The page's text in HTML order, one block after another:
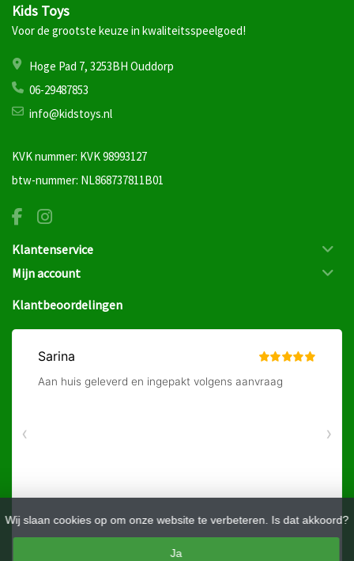
Wij slaan cookies op om onze website te verbeteren. Is dat akkoord?
Ja
Kids Toys
Voor de grootste keuze in kwaliteitsspeelgoed!
Hoge Pad 7, 3253BH Ouddorp
06-29487853
info@kidstoys.nl
KVK nummer: KVK 98993127
btw-nummer: NL868737811B01
Klantenservice
Mijn account
Klantbeoordelingen